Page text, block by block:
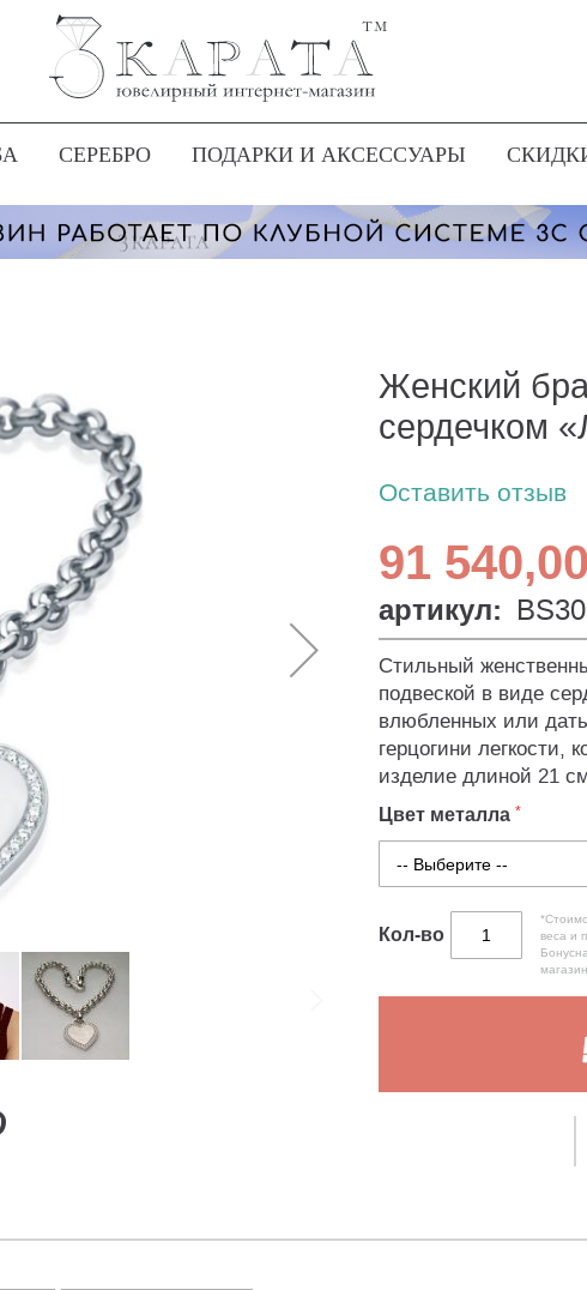
СЕРЕБРО ПОДАРКИ И АКСЕССУАРЫ
Женский
сердечком
Оставить отзыв
91
артикул:
Стильный
подвеской в ​​виде
влюбленных или
герцогини
изделие длиной 21
Цвет металла
Кол-во
веса и